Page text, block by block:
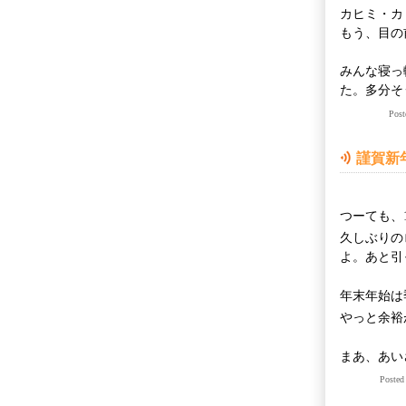
カヒミ・
もう、目
みんな寝
た。多分
謹賀新
つーても
久しぶり
よ。あと
年末年始
やっと余
まあ、あ